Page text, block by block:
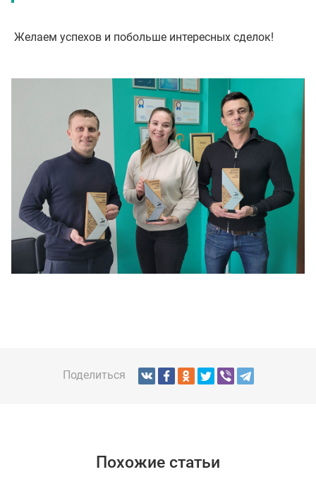
Желаем успехов и побольше интересных сделок!
Поделиться
Похожие статьи